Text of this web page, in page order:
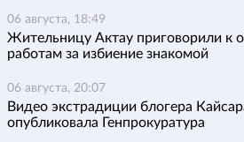
06 августа, 18:49
Жительницу Актау приговорили к
работам за избиение знакомой
06 августа, 20:07
Видео экстрадиции блогера
опубликовала Генпрокуратура